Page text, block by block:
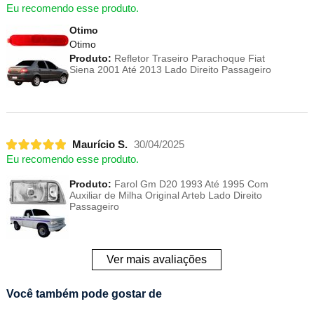
Eu recomendo esse produto.
Otimo
Otimo
Produto: Refletor Traseiro Parachoque Fiat
Siena 2001 Até 2013 Lado Direito Passageiro
Maurício S. 30/04/2025
Eu recomendo esse produto.
Produto: Farol Gm D20 1993 Até 1995 Com
Auxiliar de Milha Original Arteb Lado Direito
Passageiro
Ver mais avaliações
Você também pode gostar de